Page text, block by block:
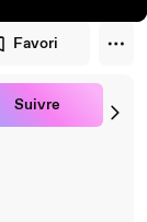
Favori
Suivre